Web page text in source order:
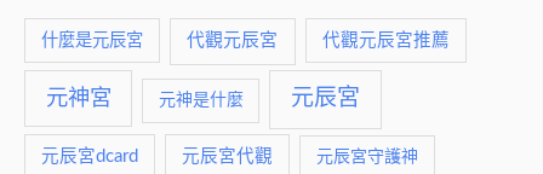
什麼是元辰宮 代觀元辰宮 代觀元辰宮推薦
元神宮 元神是什麼 元辰宮
元辰宮dcard 元辰宮代觀 元辰宮守護神